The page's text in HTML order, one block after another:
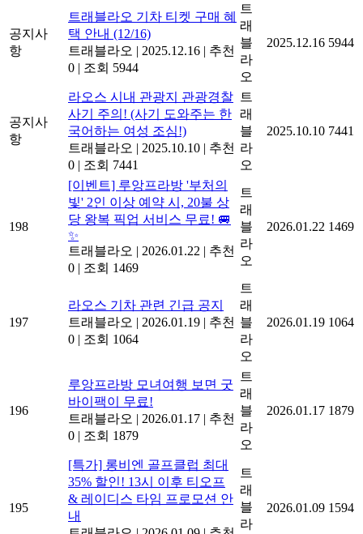
공지사
항
트래블라오 기차 티켓 구매 혜
택 안내 (12/16)
트래블라오 | 2025.12.16 | 추천
0 | 조회 5944
트
래
블
라
오
2025.12.16 5944
공지사
항
라오스 시내 관광지 관광경찰
사기 주의! (사기 도와주는 한
국어하는 여성 조심!)
트래블라오 | 2025.10.10 | 추천
0 | 조회 7441
트
래
블
라
오
2025.10.10 7441
198
[이벤트] 루앙프라방 '부처의
빛' 2인 이상 예약 시, 20불 상
당 왕복 픽업 서비스 무료! 🚐
✨
트래블라오 | 2026.01.22 | 추천
0 | 조회 1469
트
래
블
라
오
2026.01.22 1469
197
라오스 기차 관련 긴급 공지
트래블라오 | 2026.01.19 | 추천
0 | 조회 1064
트
래
블
라
오
2026.01.19 1064
196
루앙프라방 모녀여행 보면 굿
바이팩이 무료!
트래블라오 | 2026.01.17 | 추천
0 | 조회 1879
트
래
블
라
오
2026.01.17 1879
195
[특가] 롱비엔 골프클럽 최대
35% 할인! 13시 이후 티오프
& 레이디스 타임 프로모션 안
내
트
래
블
라
2026.01.09 1594